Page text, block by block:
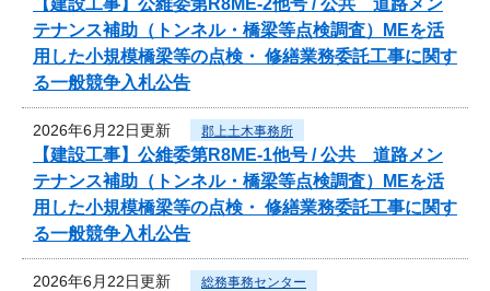
テナンス補助（トンネル・橋梁等点検調査）MEを活
用した小規模橋梁等の点検・ 修繕業務委託工事に関す
る一般競争入札公告
2026年6月22日更新 郡上土木事務所
【建設工事】公維委第R8ME-1他号 / 公共 道路メン
テナンス補助（トンネル・橋梁等点検調査）MEを活
用した小規模橋梁等の点検・ 修繕業務委託工事に関す
る一般競争入札公告
2026年6月22日更新 総務事務センター